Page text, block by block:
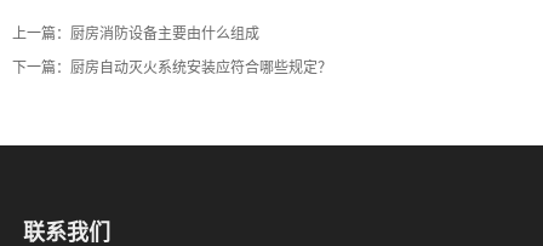
上一篇： 厨房消防设备主要由什么组成
下一篇： 厨房自动灭火系统安装应符合哪些规定？
点击复制微信号
联系我们